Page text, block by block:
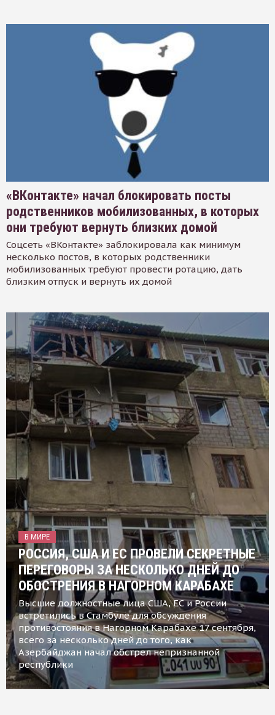
«ВКонтакте» начал блокировать посты
родственников мобилизованных, в которых
они требуют вернуть близких домой
Соцсеть «ВКонтакте» заблокировала как минимум
несколько постов, в которых родственники
мобилизованных требуют провести ротацию, дать
близким отпуск и вернуть их домой
В МИРЕ
РОССИЯ, США И ЕС ПРОВЕЛИ СЕКРЕТНЫЕ
ПЕРЕГОВОРЫ ЗА НЕСКОЛЬКО ДНЕЙ ДО
ОБОСТРЕНИЯ В НАГОРНОМ КАРАБАХЕ
Высшие должностные лица США, ЕС и России
встретились в Стамбуле для обсуждения
противостояния в Нагорном Карабахе 17 сентября,
всего за несколько дней до того, как
Азербайджан начал обстрел непризнанной
республики